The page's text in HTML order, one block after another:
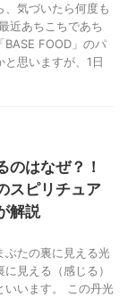
、気づいたら何度も
近あちこちであち
BASE FOOD」のパ
思いますが、1日
のはなぜ？！
スピリチュア
解説
ぶたの裏に見える光
見える（感じる）
いいます。 この丹光